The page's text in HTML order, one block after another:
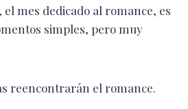
mes dedicado al romance, es
simples, pero muy
reencontrarán el romance.